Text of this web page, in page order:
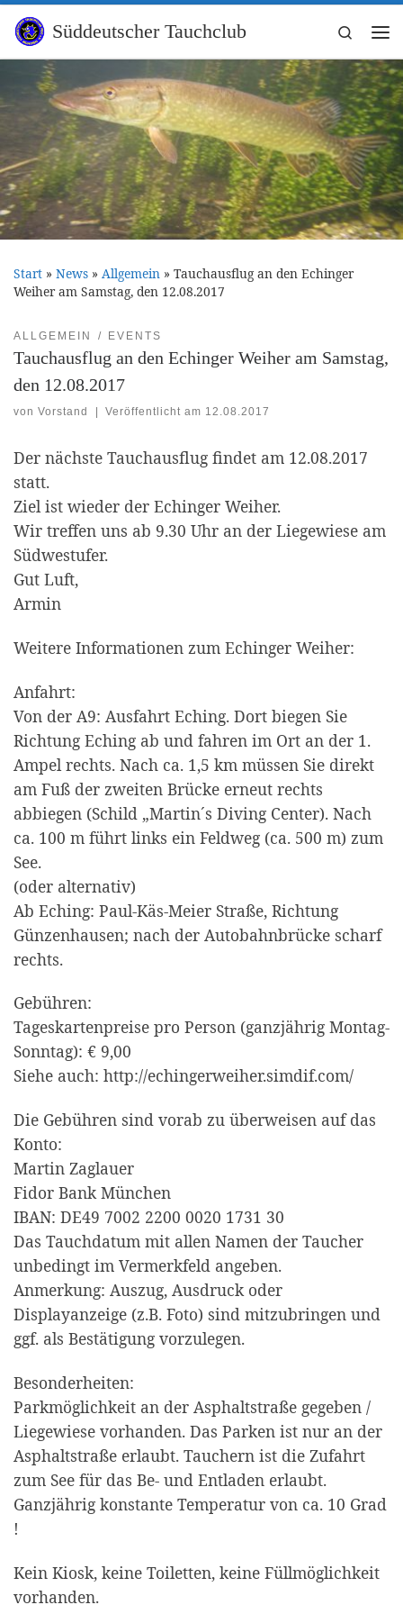
Zum Inhalt springen
Süddeutscher Tauchclub
Search
Start » News » Allgemein » Tauchausflug an den Echinger
Weiher am Samstag, den 12.08.2017
ALLGEMEIN EVENTS
Tauchausflug an den Echinger Weiher am Samstag,
den 12.08.2017
von Vorstand Veröffentlicht am 12.08.2017
Der nächste Tauchausflug findet am 12.08.2017
statt.
Ziel ist wieder der Echinger Weiher.
Wir treffen uns ab 9.30 Uhr an der Liegewiese am
Südwestufer.
Gut Luft,
Armin
Weitere Informationen zum Echinger Weiher:
Anfahrt:
Von der A9: Ausfahrt Eching. Dort biegen Sie
Richtung Eching ab und fahren im Ort an der 1.
Ampel rechts. Nach ca. 1,5 km müssen Sie direkt
am Fuß der zweiten Brücke erneut rechts
abbiegen (Schild „Martin´s Diving Center). Nach
ca. 100 m führt links ein Feldweg (ca. 500 m) zum
See.
(oder alternativ)
Ab Eching: Paul-Käs-Meier Straße, Richtung
Günzenhausen; nach der Autobahnbrücke scharf
rechts.
Gebühren:
Tageskartenpreise pro Person (ganzjährig Montag-
Sonntag): € 9,00
Siehe auch: http://echingerweiher.simdif.com/
Die Gebühren sind vorab zu überweisen auf das
Konto:
Martin Zaglauer
Fidor Bank München
IBAN: DE49 7002 2200 0020 1731 30
Das Tauchdatum mit allen Namen der Taucher
unbedingt im Vermerkfeld angeben.
Anmerkung: Auszug, Ausdruck oder
Displayanzeige (z.B. Foto) sind mitzubringen und
ggf. als Bestätigung vorzulegen.
Besonderheiten:
Parkmöglichkeit an der Asphaltstraße gegeben /
Liegewiese vorhanden. Das Parken ist nur an der
Asphaltstraße erlaubt. Tauchern ist die Zufahrt
zum See für das Be- und Entladen erlaubt.
Ganzjährig konstante Temperatur von ca. 10 Grad
!
Kein Kiosk, keine Toiletten, keine Füllmöglichkeit
vorhanden.